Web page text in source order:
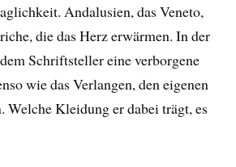
Andalusien, das Veneto,
die das Herz erwärmen. In der
Schriftsteller eine verborgene
wie das Verlangen, den eigenen
Welche Kleidung er dabei trägt, es